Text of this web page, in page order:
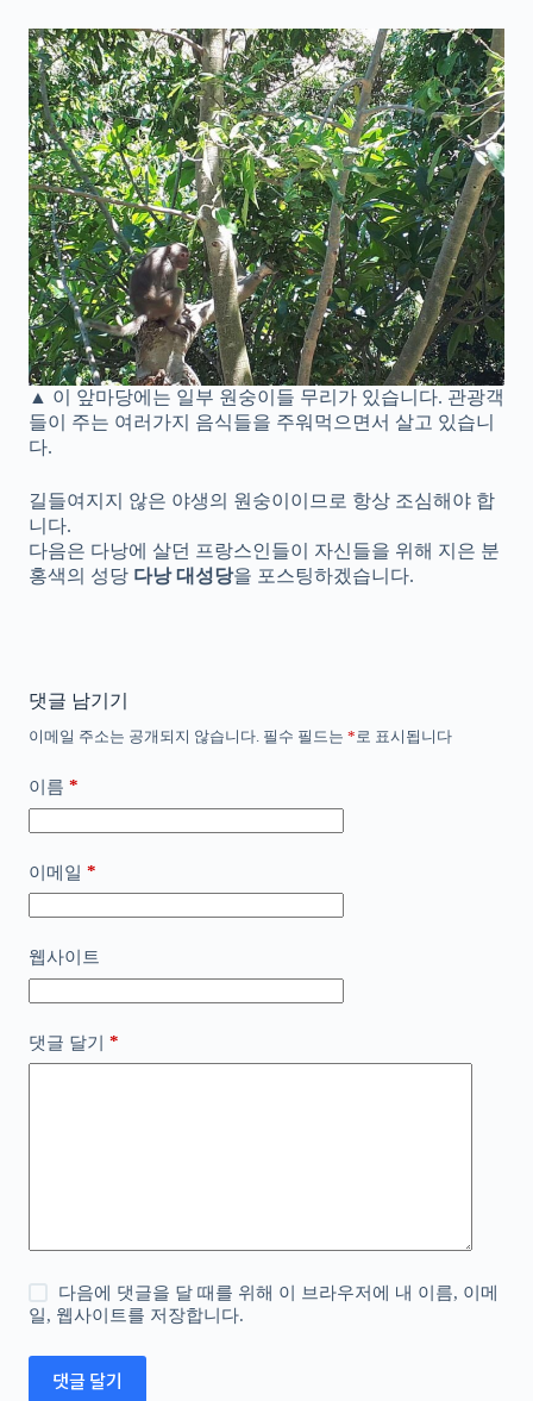
▲ 이 앞마당에는 일부 원숭이들 무리가 있습니다. 관광객
들이 주는 여러가지 음식들을 주워먹으면서 살고 있습니
다.
길들여지지 않은 야생의 원숭이이므로 항상 조심해야 합
니다.
다음은 다낭에 살던 프랑스인들이 자신들을 위해 지은 분
홍색의 성당 다낭 대성당을 포스팅하겠습니다.
댓글 남기기
이메일 주소는 공개되지 않습니다. 필수 필드는 *로 표시됩니다
이름 *
이메일 *
웹사이트
댓글 달기 *
다음에 댓글을 달 때를 위해 이 브라우저에 내 이름, 이메
일, 웹사이트를 저장합니다.
댓글 달기